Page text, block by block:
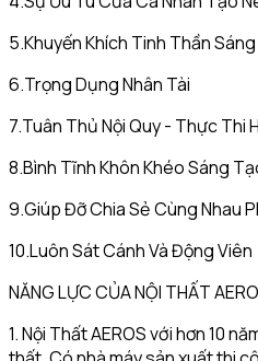
5.Khuyến Khích Tinh Thần
6.Trọng Dụng Nhân Tài
7.Tuân Thủ Nội Quy - Thực Thi
8.Bình Tĩnh Khôn Khéo Sáng
9.Giúp Đỡ Chia Sẻ Cùng Nhau
10.Luôn Sát Cánh Và Động Viên
NĂNG LỰC CỦA NỘI THẤT
1. Nội Thất AEROS với hơn 10